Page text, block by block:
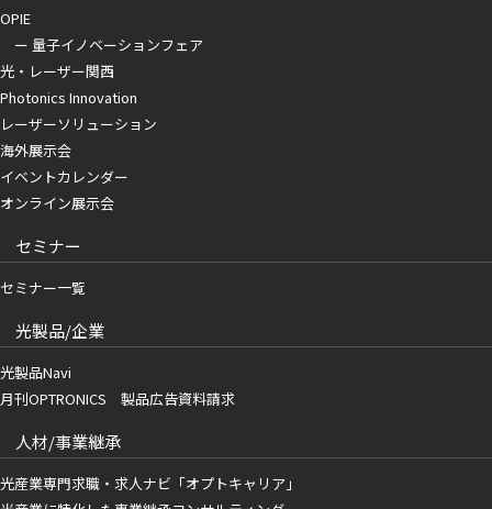
OPIE
ー 量子イノベーションフェア
光・レーザー関西
Photonics Innovation
レーザーソリューション
海外展示会
イベントカレンダー
オンライン展示会
セミナー
セミナー一覧
光製品/企業
光製品Navi
月刊OPTRONICS 製品広告資料請求
人材/事業継承
光産業専門求職・求人ナビ「オプトキャリア」